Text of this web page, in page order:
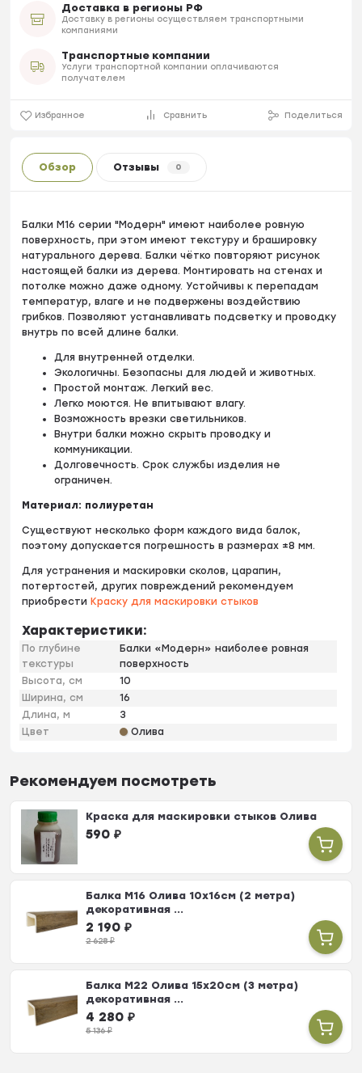
Доставка в регионы РФ
Доставку в регионы осуществляем транспортными
компаниями
Транспортные компании
Услуги транспортной компании оплачиваются
получателем
Избранное Сравнить Поделиться
Обзор Отзывы 0
Балки М16 серии "Модерн" имеют наиболее ровную
поверхность, при этом имеют текстуру и брашировку
натурального дерева. Балки чётко повторяют рисунок
настоящей балки из дерева. Монтировать на стенах и
потолке можно даже одному. Устойчивы к перепадам
температур, влаге и не подвержены воздействию
грибков. Позволяют устанавливать подсветку и проводку
внутрь по всей длине балки.
Для внутренней отделки.
Экологичны. Безопасны для людей и животных.
Простой монтаж. Легкий вес.
Легко моются. Не впитывают влагу.
Возможность врезки светильников.
Внутри балки можно скрыть проводку и
коммуникации.
Долговечность. Срок службы изделия не
ограничен.
Материал: полиуретан
Существуют несколько форм каждого вида балок,
поэтому допускается погрешность в размерах ±8 мм.
Для устранения и маскировки сколов, царапин,
потертостей, других повреждений рекомендуем
приобрестиКраску для маскировки стыков
Характеристики:
По глубине
текстуры
Балки «Модерн» наиболее ровная
поверхность
Высота, см
10
Ширина, см
16
Длина, м
3
Цвет
Олива
Рекомендуем посмотреть
Краска для маскировки стыков Олива
590 ₽
Балка М16 Олива 10х16см (2 метра)
декоративная ...
2 190 ₽
2 628₽
Балка М22 Олива 15х20см (3 метра)
декоративная ...
4 280 ₽
5 136₽